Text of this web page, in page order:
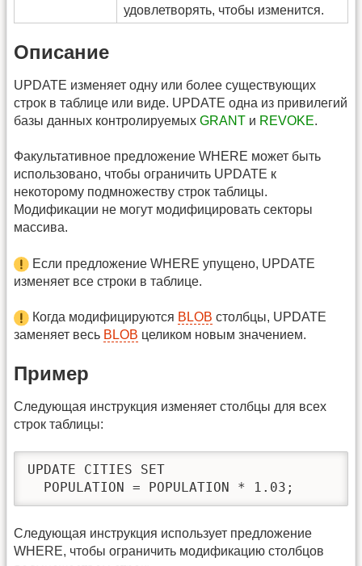
удовлетворять, чтобы изменится.
Описание
UPDATE изменяет одну или более существующих
строк в таблице или виде. UPDATE одна из привилегий
базы данных контролируемых GRANT и REVOKE.
Факультативное предложение WHERE может быть
использовано, чтобы ограничить UPDATE к
некоторому подмножеству строк таблицы.
Модификации не могут модифицировать секторы
массива.
Если предложение WHERE упущено, UPDATE
изменяет все строки в таблице.
Когда модифицируются BLOB столбцы, UPDATE
заменяет весь BLOB целиком новым значением.
Пример
Следующая инструкция изменяет столбцы для всех
строк таблицы:
UPDATE CITIES SET
  POPULATION = POPULATION * 1.03;
Следующая инструкция использует предложение
WHERE, чтобы ограничить модификацию столбцов